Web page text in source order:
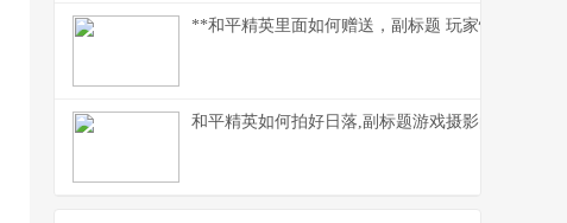
**和平精英里面如何赠送，副标题 玩家情谊的虚
和平精英如何拍好日落,副标题游戏摄影的艺术与时